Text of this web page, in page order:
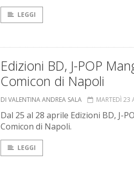
LEGGI
Edizioni BD, J-POP
Comicon di Napoli
DI VALENTINA ANDREA SALA MARTEDÌ 23
Dal 25 al 28 aprile Edizioni BD, J-
Comicon di Napoli.
LEGGI